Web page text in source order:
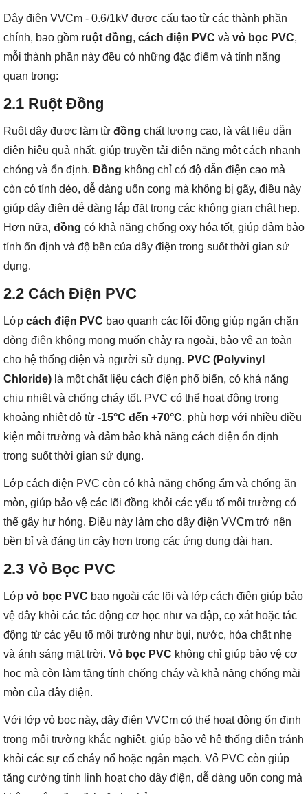
Dây điện VVCm - 0.6/1kV được cấu tạo từ các thành phần
chính, bao gồm ruột đồng, cách điện PVC và vỏ bọc PVC,
mỗi thành phần này đều có những đặc điểm và tính năng
quan trọng:
2.1 Ruột Đồng
Ruột dây được làm từ đồng chất lượng cao, là vật liệu dẫn
điện hiệu quả nhất, giúp truyền tải điện năng một cách nhanh
chóng và ổn định. Đồng không chỉ có độ dẫn điện cao mà
còn có tính dẻo, dễ dàng uốn cong mà không bị gãy, điều này
giúp dây điện dễ dàng lắp đặt trong các không gian chật hẹp.
Hơn nữa, đồng có khả năng chống oxy hóa tốt, giúp đảm bảo
tính ổn định và độ bền của dây điện trong suốt thời gian sử
dụng.
2.2 Cách Điện PVC
Lớp cách điện PVC bao quanh các lõi đồng giúp ngăn chặn
dòng điện không mong muốn chảy ra ngoài, bảo vệ an toàn
cho hệ thống điện và người sử dụng. PVC (Polyvinyl
Chloride) là một chất liệu cách điện phổ biến, có khả năng
chịu nhiệt và chống cháy tốt. PVC có thể hoạt động trong
khoảng nhiệt độ từ -15°C đến +70°C, phù hợp với nhiều điều
kiện môi trường và đảm bảo khả năng cách điện ổn định
trong suốt thời gian sử dụng.
Lớp cách điện PVC còn có khả năng chống ẩm và chống ăn
mòn, giúp bảo vệ các lõi đồng khỏi các yếu tố môi trường có
thể gây hư hỏng. Điều này làm cho dây điện VVCm trở nên
bền bỉ và đáng tin cậy hơn trong các ứng dụng dài hạn.
2.3 Vỏ Bọc PVC
Lớp vỏ bọc PVC bao ngoài các lõi và lớp cách điện giúp bảo
vệ dây khỏi các tác động cơ học như va đập, cọ xát hoặc tác
động từ các yếu tố môi trường như bụi, nước, hóa chất nhẹ
và ánh sáng mặt trời. Vỏ bọc PVC không chỉ giúp bảo vệ cơ
học mà còn làm tăng tính chống cháy và khả năng chống mài
mòn của dây điện.
Với lớp vỏ bọc này, dây điện VVCm có thể hoạt động ổn định
trong môi trường khắc nghiệt, giúp bảo vệ hệ thống điện tránh
khỏi các sự cố cháy nổ hoặc ngắn mạch. Vỏ PVC còn giúp
tăng cường tính linh hoạt cho dây điện, dễ dàng uốn cong mà